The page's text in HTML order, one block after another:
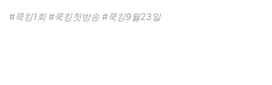
#쿡킹1회 #쿡킹첫방송 #쿡킹9월23일